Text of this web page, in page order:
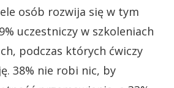
osób rozwija się w tym
uczestniczy w szkoleniach
podczas których ćwiczy
38% nie robi nic, by